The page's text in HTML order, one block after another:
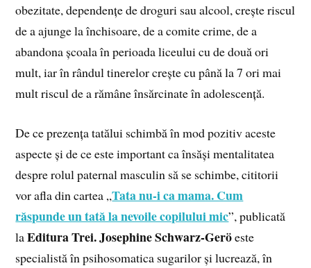
obezitate, dependențe de droguri sau alcool, crește riscul
de a ajunge la închisoare, de a comite crime, de a
abandona școala în perioada liceului cu de două ori
mult, iar în rândul tinerelor crește cu până la 7 ori mai
mult riscul de a rămâne însărcinate în adolescență.
De ce prezența tatălui schimbă în mod pozitiv aceste
aspecte și de ce este important ca însăși mentalitatea
despre rolul paternal masculin să se schimbe, cititorii
vor afla din cartea „Tata nu-i ca mama. Cum
răspunde un tată la nevoile copilului mic”, publicată
laEditura Trei. Josephine Schwarz-Geröeste
specialistă în psihosomatica sugarilor și lucrează, în